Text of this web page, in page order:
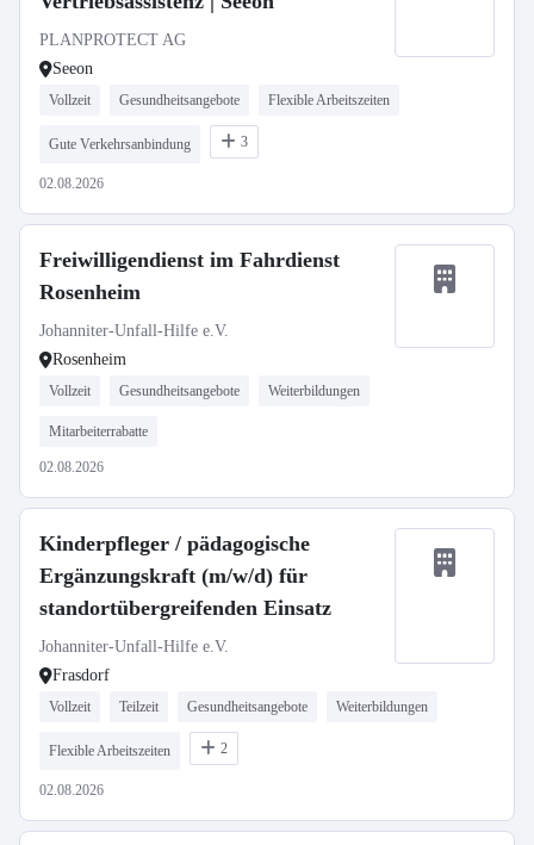
PLANPROTECT AG
Seeon
Vollzeit Gesundheitsangebote Flexible Arbeitszeiten
Gute Verkehrsanbindung 3
02.08.2026
Freiwilligendienst im Fahrdienst
Rosenheim
Johanniter-Unfall-Hilfe e.V.
Rosenheim
Vollzeit Gesundheitsangebote Weiterbildungen
Mitarbeiterrabatte
02.08.2026
Kinderpfleger / pädagogische
Ergänzungskraft (m/w/d) für
standortübergreifenden Einsatz
Johanniter-Unfall-Hilfe e.V.
Frasdorf
Vollzeit Teilzeit Gesundheitsangebote Weiterbildungen
Flexible Arbeitszeiten 2
02.08.2026